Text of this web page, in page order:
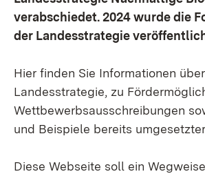
verabschiedet. 2024 wurde die
der Landesstrategie
Hier finden Sie Informationen
Landesstrategie, zu
Wettbewerbsausschreibungen
und Beispiele bereits
Diese Webseite soll ein